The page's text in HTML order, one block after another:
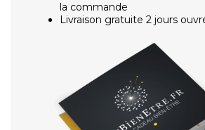
la commande
Livraison gratuite 2 jours